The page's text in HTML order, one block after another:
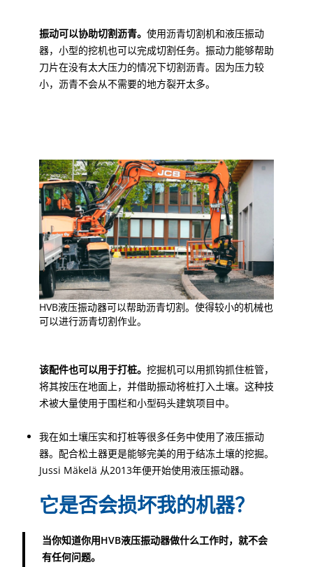
振动可以协助切割沥青。 使用沥青切割机和液压振动
器，小型的挖机也可以完成切割任务。振动力能够帮助
刀片在没有太大压力的情况下切割沥青。因为压力较
小，沥青不会从不需要的地方裂开太多。
HVB液压振动器可以帮助沥青切割。使得较小的机械也
可以进行沥青切割作业。
该配件也可以用于打桩。 挖掘机可以用抓钩抓住桩管，
将其按压在地面上，并借助振动将桩打入土壤。这种技
术被大量使用于围栏和小型码头建筑项目中。
我在如土壤压实和打桩等很多任务中使用了液压振动
器。配合松土器更是能够完美的用于结冻土壤的挖掘。
Jussi Mäkelä 从2013年便开始使用液压振动器。
它是否会损坏我的机器？
当你知道你用HVB液压振动器做什么工作时，就不会
有任何问题。